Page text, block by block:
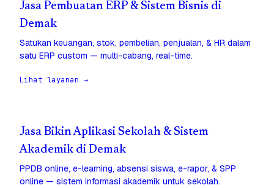
Jasa Pembuatan ERP & Sistem Bisnis di
Demak
Satukan keuangan, stok, pembelian, penjualan, & HR dalam
satu ERP custom — multi-cabang, real-time.
Lihat layanan →
Jasa Bikin Aplikasi Sekolah & Sistem
Akademik di Demak
PPDB online, e-learning, absensi siswa, e-rapor, & SPP
online — sistem informasi akademik untuk sekolah.